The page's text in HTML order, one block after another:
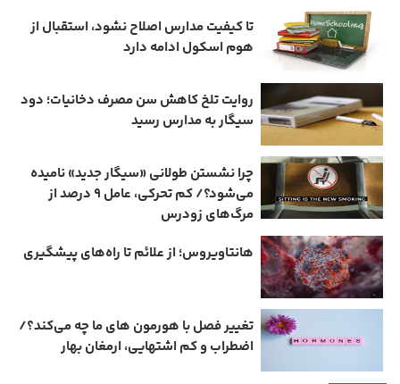
تا کیفیت مدارس اصلاح نشود، استقبال از
هوم ‌اسکول ادامه دارد
روایت تلخ کاهش سن مصرف دخانیات؛ دود
سیگار به مدارس رسید
چرا نشستن طولانی «سیگار جدید» نامیده
می‌شود؟/ کم‌ تحرکی، عامل ۹ درصد از
مرگ‌های زودرس
هانتاویروس؛ از علائم تا راه‌های پیشگیری
تغییر فصل با هورمون‌ های ما چه می‌کند؟/
اضطراب و کم‌ اشتهایی، ارمغان بهار